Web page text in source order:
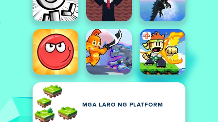
MGA LARO NG PLATFORM